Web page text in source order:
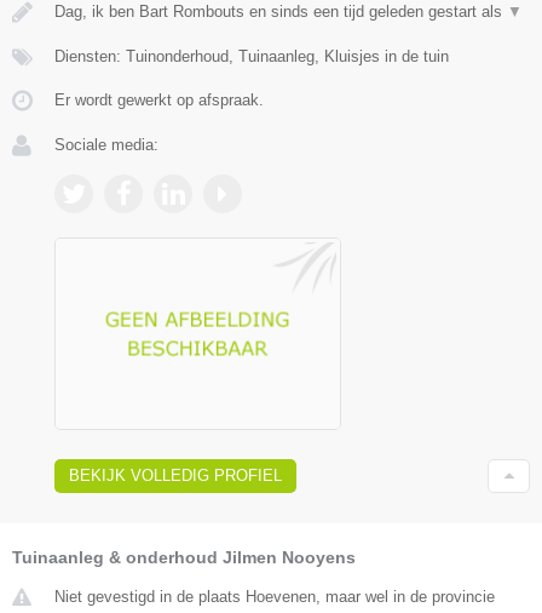
Dag, ik ben Bart Rombouts en sinds een tijd geleden gestart als ▼
Diensten: Tuinonderhoud, Tuinaanleg, Kluisjes in de tuin
Er wordt gewerkt op afspraak.
Sociale media:
BEKIJK VOLLEDIG PROFIEL
Tuinaanleg & onderhoud Jilmen Nooyens
Niet gevestigd in de plaats Hoevenen, maar wel in de provincie